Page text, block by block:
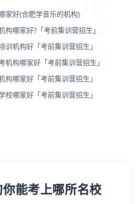
家好(合肥学音乐的机构)
哪家好?「考前集训营招生」
机构好「考前集训营招生」
构哪家好「考前集训营招生」
哪家好「考前集训营招生」
哪家好「考前集训营招生」
能考上哪所名校